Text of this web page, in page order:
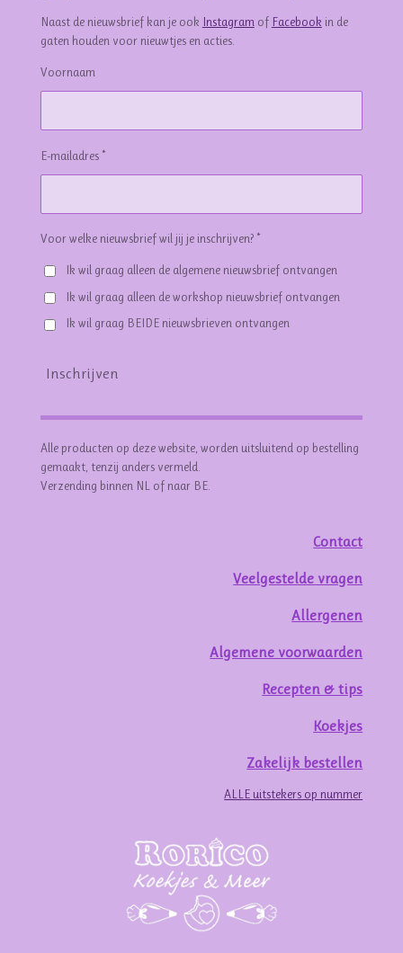
Naast de nieuwsbrief kan je ook Instagram of Facebook in de
gaten houden voor nieuwtjes en acties.
Voornaam
E-mailadres *
Voor welke nieuwsbrief wil jij je inschrijven? *
Ik wil graag alleen de algemene nieuwsbrief ontvangen
Ik wil graag alleen de workshop nieuwsbrief ontvangen
Ik wil graag BEIDE nieuwsbrieven ontvangen
Inschrijven
Alle producten op deze website, worden uitsluitend op bestelling
gemaakt, tenzij anders vermeld.
Verzending binnen NL of naar BE.
Contact
Veelgestelde vragen
Allergenen
Algemene voorwaarden
Recepten & tips
Koekjes
Zakelijk bestellen
ALLE uitstekers op nummer